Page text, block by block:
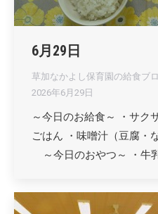
6月29日
草加なかよし保育園の給食ブ
2026年6月29日
～今日のお給食～ ・サク
ごはん ・味噌汁（豆腐
～今日のおやつ～ ・牛